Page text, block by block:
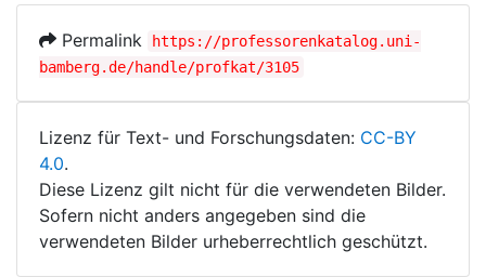
Permalink
https://professorenkatalog.uni-
bamberg.de/handle/profkat/3105
Lizenz für Text- und Forschungsdaten: CC-BY
4.0.
Diese Lizenz gilt nicht für die verwendeten Bilder.
Sofern nicht anders angegeben sind die
verwendeten Bilder urheberrechtlich geschützt.